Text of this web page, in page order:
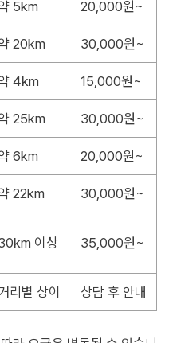
5km 20,000원~
20km 30,000원~
4km 15,000원~
25km 30,000원~
6km 20,000원~
22km 30,000원~
이상 35,000원~
리별 상이 상담 후 안내